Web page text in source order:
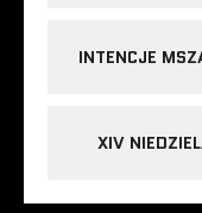
INTENCJE
XIV